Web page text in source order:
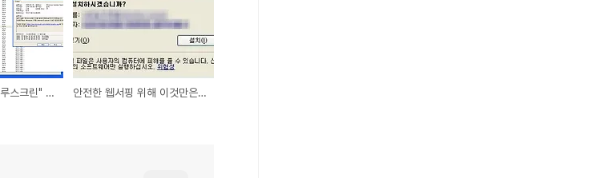
컴퓨터의 공포 "블루스크린" 발생 3가지 원인 및 점검방법 안전한 웹서핑 위해 이것만은 꼭 확인하자